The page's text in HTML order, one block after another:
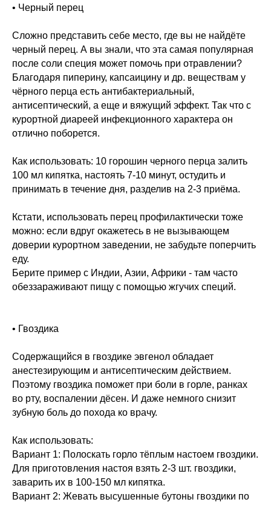
• Черный перец
Сложно представить себе место, где вы не найдёте
черный перец. А вы знали, что эта самая популярная
после соли специя может помочь при отравлении?
Благодаря пиперину, капсаицину и др. веществам у
чёрного перца есть антибактериальный,
антисептический, а еще и вяжущий эффект. Так что с
курортной диареей инфекционного характера он
отлично поборется.
Как использовать: 10 горошин черного перца залить
100 мл кипятка, настоять 7-10 минут, остудить и
принимать в течение дня, разделив на 2-3 приёма.
Кстати, использовать перец профилактически тоже
можно: если вдруг окажетесь в не вызывающем
доверии курортном заведении, не забудьте поперчить
еду.
Берите пример с Индии, Азии, Африки - там часто
обеззараживают пищу с помощью жгучих специй.
• Гвоздика
Содержащийся в гвоздике эвгенол обладает
анестезирующим и антисептическим действием.
Поэтому гвоздика поможет при боли в горле, ранках
во рту, воспалении дёсен. И даже немного снизит
зубную боль до похода ко врачу.
Как использовать:
Вариант 1: Полоскать горло тёплым настоем гвоздики.
Для приготовления настоя взять 2-3 шт. гвоздики,
заварить их в 100-150 мл кипятка.
Вариант 2: Жевать высушенные бутоны гвоздики по